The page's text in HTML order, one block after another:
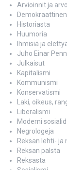
Arvioinnit ja
Historiasta
Huumoria
Ihmisiä ja
Juho Einar
Julkaisut
Kapitalismi
Kommunismi
Konservatismi
Laki, oikeus,
Liberalismi
Moderni
Negrologeja
Reksan lehti- ja
Reksan palsta
Reksasta